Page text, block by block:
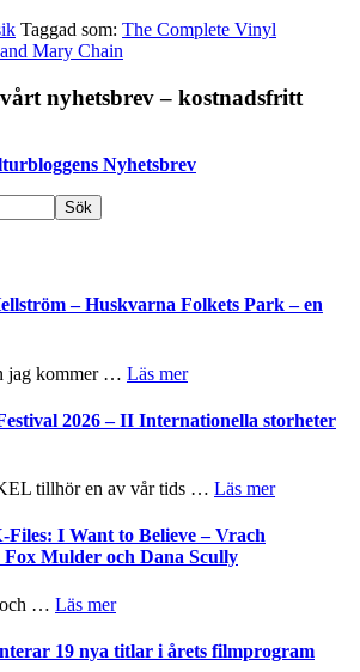
Taggad som: The Complete Vinyl
Mary Chain
nyhetsbrev – kostnadsfritt
Nyhetsbrev
– Huskvarna Folkets Park – en
jag kommer … Läs merom
Håkan
Huskvarna
Folkets
–
en
2026 – II Internationella storheter
tillhör en av vår tids … Läs merom
I Want to Believe – Vrach
Mulder och Dana Scully
och … Läs merom
trailern
19 nya titlar i årets filmprogram